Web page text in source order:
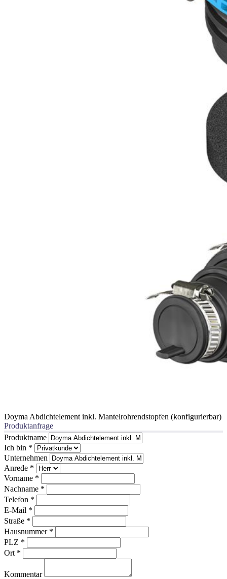
Doyma Abdichtelement inkl. Mantelrohrendstopfen (konfigurierbar)
Produktanfrage
Produktname
Ich bin *
Unternehmen
Anrede *
Vorname *
Nachname *
Telefon *
E-Mail *
Straße *
Hausnummer *
PLZ *
Ort *
Kommentar